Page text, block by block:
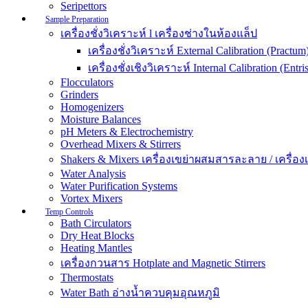
Seripettors
Sample Preparation
เครื่องชั่งวิเคราะห์ l เครื่องช่างในห้องแล็ป
เครื่องชั่งวิเคราะห์ External Calibration
เครื่องชั่งเชิงวิเคราะห์ Internal Calibration
Flocculators
Grinders
Homogenizers
Moisture Balances
pH Meters & Electrochemistry
Overhead Mixers & Stirrers
Shakers & Mixers เครื่องเขย่าผสมสารละลาย / เครื่อง
Water Analysis
Water Purification Systems
Vortex Mixers
Temp Controls
Bath Circulators
Dry Heat Blocks
Heating Mantles
เครื่องกวนสาร Hotplate and Magnetic Stirrers
Thermostats
Water Bath อ่างน้ำควบคุมอุณหภูมิ